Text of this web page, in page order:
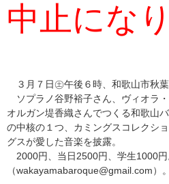
中止にな
３月７日㊏午後６時、和歌山市秋葉
ソプラノ谷野裕子さん、ヴィオラ・
オルガン堤香織さんでつくる和歌山
の中核の１つ、カミングスコレクシ
グスが愛した音楽を披露。
2000円、当日2500円、学生1000円
（wakayamabaroque@gmail.com）。